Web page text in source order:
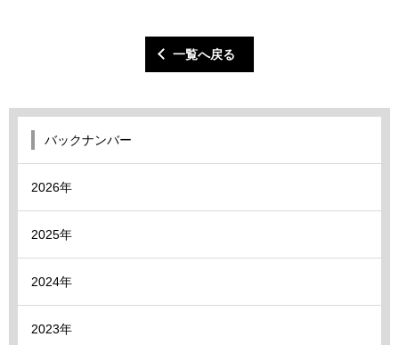
一覧へ戻る
バックナンバー
2026年
2025年
2024年
2023年